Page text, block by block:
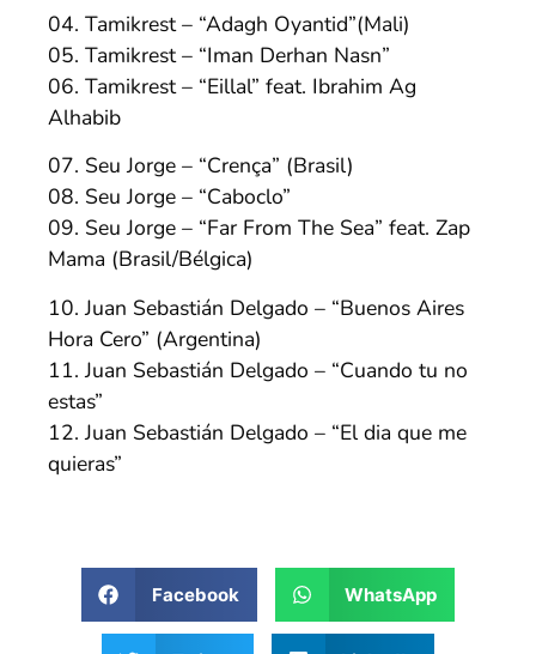
04. Tamikrest – “Adagh Oyantid”(Mali)
05. Tamikrest – “Iman Derhan Nasn”
06. Tamikrest – “Eillal” feat. Ibrahim Ag
Alhabib
07. Seu Jorge – “Crença” (Brasil)
08. Seu Jorge – “Caboclo”
09. Seu Jorge – “Far From The Sea” feat. Zap
Mama (Brasil/Bélgica)
10. Juan Sebastián Delgado – “Buenos Aires
Hora Cero” (Argentina)
11. Juan Sebastián Delgado – “Cuando tu no
estas”
12. Juan Sebastián Delgado – “El dia que me
quieras”
Facebook WhatsApp